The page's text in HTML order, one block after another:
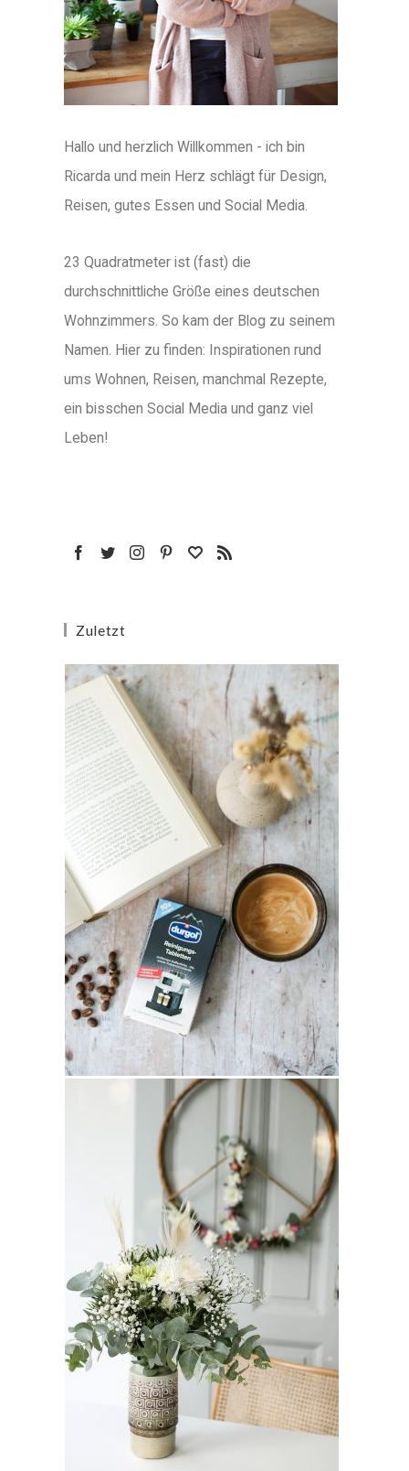
Hallo und herzlich Willkommen - ich bin
Ricarda und mein Herz schlägt für Design,
Reisen, gutes Essen und Social Media.
23 Quadratmeter ist (fast) die
durchschnittliche Größe eines deutschen
Wohnzimmers. So kam der Blog zu seinem
Namen. Hier zu finden: Inspirationen rund
ums Wohnen, Reisen, manchmal Rezepte,
ein bisschen Social Media und ganz viel
Leben!
Zuletzt